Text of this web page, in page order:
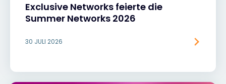
Exclusive Networks feierte die
Summer Networks 2026
30 JULI 2026